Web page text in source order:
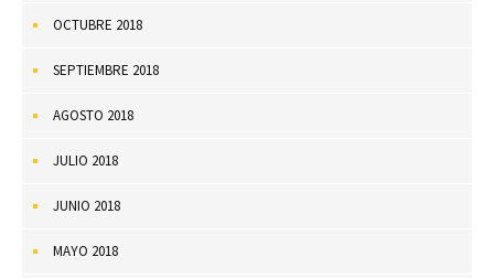
OCTUBRE 2018
SEPTIEMBRE 2018
AGOSTO 2018
JULIO 2018
JUNIO 2018
MAYO 2018